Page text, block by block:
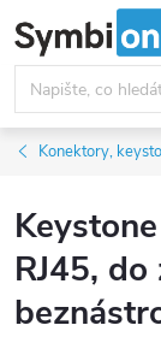
na
obsah
Konektory,
RJ45,